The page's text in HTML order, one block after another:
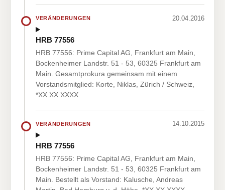
VERÄNDERUNGEN 20.04.2016
HRB 77556
HRB 77556: Prime Capital AG, Frankfurt am Main,
Bockenheimer Landstr. 51 - 53, 60325 Frankfurt am
Main. Gesamtprokura gemeinsam mit einem
Vorstandsmitglied: Korte, Niklas, Zürich / Schweiz,
*XX.XX.XXXX.
VERÄNDERUNGEN 14.10.2015
HRB 77556
HRB 77556: Prime Capital AG, Frankfurt am Main,
Bockenheimer Landstr. 51 - 53, 60325 Frankfurt am
Main. Bestellt als Vorstand: Kalusche, Andreas